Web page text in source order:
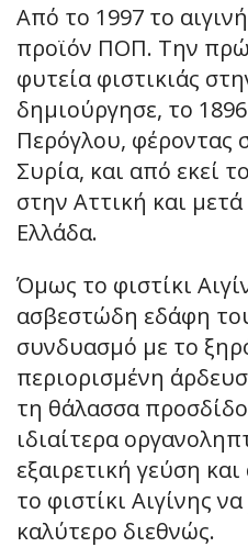
Από το 1997 το
προϊόν ΠΟΠ. Την
φυτεία φιστικιάς
δημιούργησε, το
Περόγλου, φέροντας
Συρία, και από εκεί
στην Αττική και
Ελλάδα.
Όμως το φιστίκι
ασβεστώδη εδάφη
συνδυασμό με το
περιορισμένη
τη θάλασσα
ιδιαίτερα
εξαιρετική γεύση
το φιστίκι Αιγίνης
καλύτερο διεθνώς.